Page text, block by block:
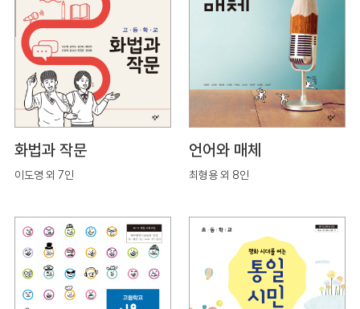
화법과 작문
이도영 외 7인
언어와 매체
최형용 외 8인